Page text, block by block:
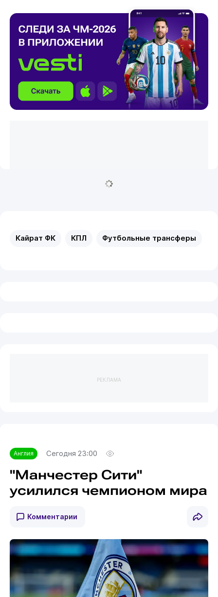
Кайрат ФК КПЛ Футбольные трансферы
РЕКЛАМА
Англия Сегодня 23:00
"Манчестер Сити"
усилился чемпионом мира
Комментарии